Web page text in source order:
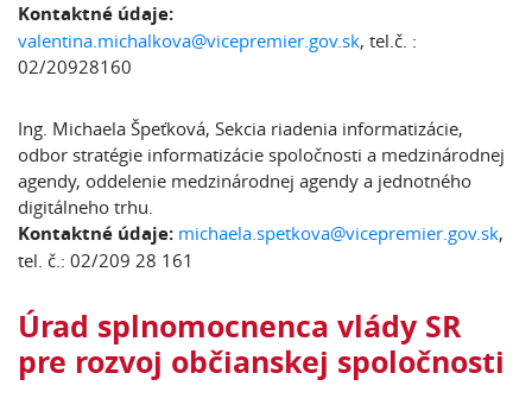
Kontaktné údaje:
valentina.michalkova@vicepremier.gov.sk, tel.č. :
02/20928160
Ing. Michaela Špeťková, Sekcia riadenia informatizácie,
odbor stratégie informatizácie spoločnosti a medzinárodnej
agendy, oddelenie medzinárodnej agendy a jednotného
digitálneho trhu.
Kontaktné údaje: michaela.spetkova@vicepremier.gov.sk,
tel. č.: 02/209 28 161
Úrad splnomocnenca vlády SR
pre rozvoj občianskej spoločnosti